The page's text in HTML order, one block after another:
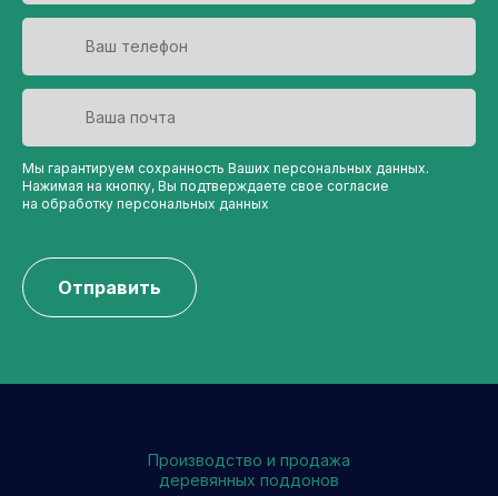
Мы гарантируем сохранность Ваших персональных данных.
Нажимая на кнопку, Вы подтверждаете свое согласие
на обработку персональных данных
Отправить
Производство и продажа
деревянных поддонов